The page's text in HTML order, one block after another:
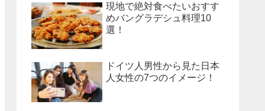
現地で絶対食べたいおすす
めバングラデシュ料理10
選！
ドイツ人男性から見た日本
人女性の7つのイメージ！